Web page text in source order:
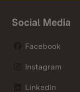
Social Media
Facebook
Instagram
LinkedIn